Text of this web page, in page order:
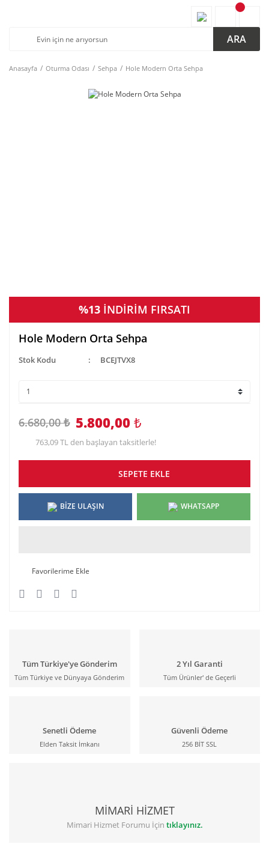
ARA
Anasayfa Oturma Odası Sehpa Hole Modern Orta Sehpa
%13 İNDİRİM FIRSATI
Hole Modern Orta Sehpa
Stok Kodu BCEJTVX8
6.680,00 ₺ 5.800,00 ₺
763,09 TL den başlayan taksitlerle!
SEPETE EKLE
BİZE ULAŞIN WHATSAPP
Tüm Türkiye'ye Gönderim
Tüm Türkiye ve Dünyaya Gönderim
2 Yıl Garanti
Tüm Ürünler' de Geçerli
Senetli Ödeme
Elden Taksit İmkanı
Güvenli Ödeme
256 BİT SSL
MİMARİ HİZMET
Mimari Hizmet Forumu İçin tıklayınız.